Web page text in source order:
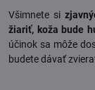
Všimnete si
žiariť, koža bude
účinok sa môže
budete dávať